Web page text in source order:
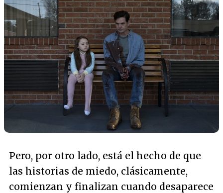
Pero, por otro lado, está el hecho de que
las historias de miedo, clásicamente,
comienzan y finalizan cuando desaparece